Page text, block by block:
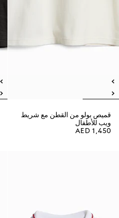
قميص بولو من القطن مع شريط
ويب للأطفال
AED 1,450